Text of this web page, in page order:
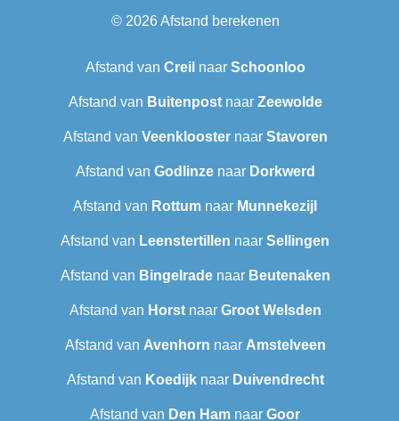
© 2026Afstand berekenen
Afstand van Creil naar Schoonloo
Afstand van Buitenpostnaar Zeewolde
Afstand van Veenkloosternaar Stavoren
Afstand van Godlinzenaar Dorkwerd
Afstand van Rottum naar Munnekezijl
Afstand van Leenstertillen‎ naar Sellingen
Afstand van Bingelradenaar Beutenaken
Afstand van Horstnaar Groot Welsden
Afstand van Avenhorn naar Amstelveen
Afstand van Koedijknaar Duivendrecht
Afstand van Den Ham naar Goor